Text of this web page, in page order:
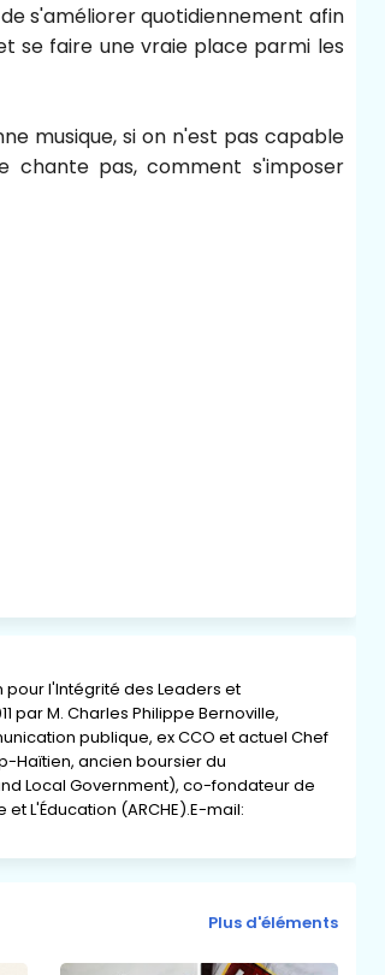
s'améliorer quotidiennement afin
se faire une vraie place parmi les
musique, si on n'est pas capable
chante pas, comment s'imposer
l'Intégrité des Leaders et
par M. Charles Philippe Bernoville,
publique, ex CCO et actuel Chef
Haïtien, ancien boursier du
Local Government), co-fondateur de
L'Éducation (ARCHE).E-mail:
Plus d'éléments